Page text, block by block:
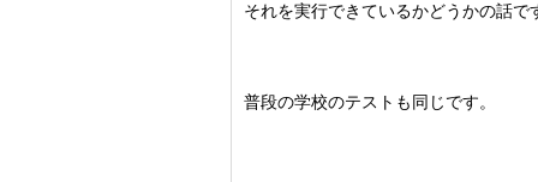
それを実行できているかどうかの話で
普段の学校のテストも同じです。